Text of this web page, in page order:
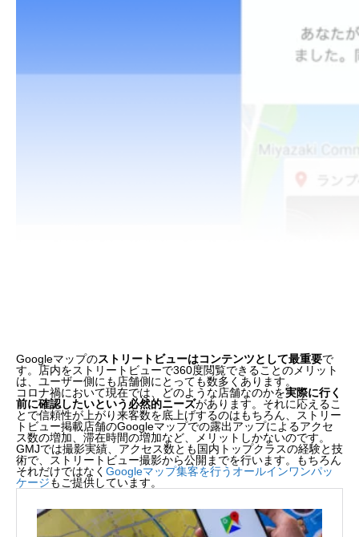
Googleマップのストリートビューはコンテンツとして最重要で
す。店内をストリートビューで360度閲覧できることのメリット
は、ユーザー側にも店舗側にとっても数多くあります。
コロナ禍において現在では、どのような店舗なのかを実際に行く
前に確認したいという必然的ニーズがあります。それに応えるこ
とで信頼性が上がり来客数を底上げするのはもちろん、ストリー
トビュー掲載店舗のGoogleマップでの露出アップによるアクセ
ス数の増加、滞在時間の増加など、メリットしかないのです。
GMJでは撮影実績、アクセス数とも国内トップクラスの経験と技
術で、ストリートビュー撮影から公開までを行います。もちろん
それだけではなく Googleマップ集客を行うオールインワンパッ
ケージもご提供しています。